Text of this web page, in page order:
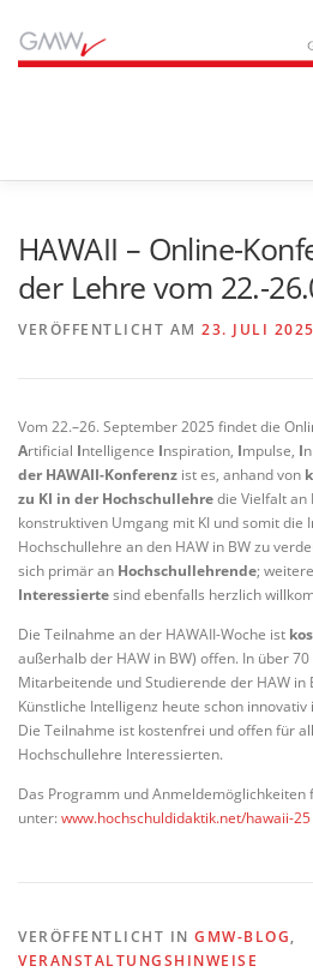
Inhalt
springen
HAWAII – Online-
der Lehre vom 22.-
VERÖFFENTLICHT AM 23. JULI 2025
Vom 22.–26. September 2025 findet die
Artificial Intelligence Inspiration, Impulse, I
der HAWAII-Konferenz ist es, anhand von
zu KI in der Hochschullehredie Vielfalt an
konstruktiven Umgang mit KI und somit
Hochschullehre an den HAW in BW zu
sich primär an Hochschullehrende; weitere
Interessiertesind ebenfalls herzlich
Die Teilnahme an der HAWAII-Woche ist
außerhalb der HAW in BW) offen. In über
Mitarbeitende und Studierende der HAW
Künstliche Intelligenz heute schon
Die Teilnahme ist kostenfrei und offen für
Hochschullehre Interessierten.
Das Programm und Anmeldemöglichkeiten
unter:www.hochschuldidaktik.net/hawaii-25
VERÖFFENTLICHT IN GMW-BLOG,
VERANSTALTUNGSHINWEISE